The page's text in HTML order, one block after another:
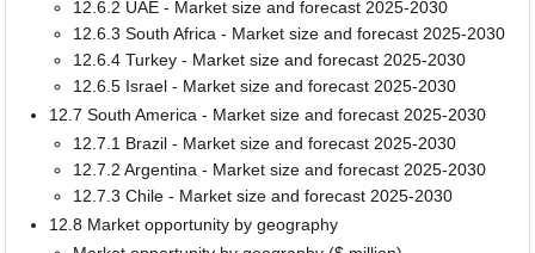
12.6.2 UAE - Market size and forecast 2025-2030
12.6.3 South Africa - Market size and forecast 2025-2030
12.6.4 Turkey - Market size and forecast 2025-2030
12.6.5 Israel - Market size and forecast 2025-2030
12.7 South America - Market size and forecast 2025-2030
12.7.1 Brazil - Market size and forecast 2025-2030
12.7.2 Argentina - Market size and forecast 2025-2030
12.7.3 Chile - Market size and forecast 2025-2030
12.8 Market opportunity by geography